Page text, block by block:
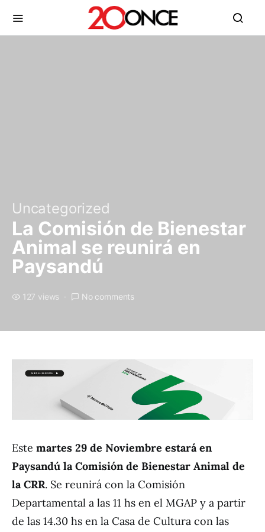
Uncategorized
La Comisión de Bienestar
Animal se reunirá en
Paysandú
127 views No comments
Este martes 29 de Noviembre estará en
Paysandú la Comisión de Bienestar Animal de
la CRR. Se reunirá con la Comisión
Departamental a las 11 hs en el MGAP y a partir
de las 14.30 hs en la Casa de Cultura con las